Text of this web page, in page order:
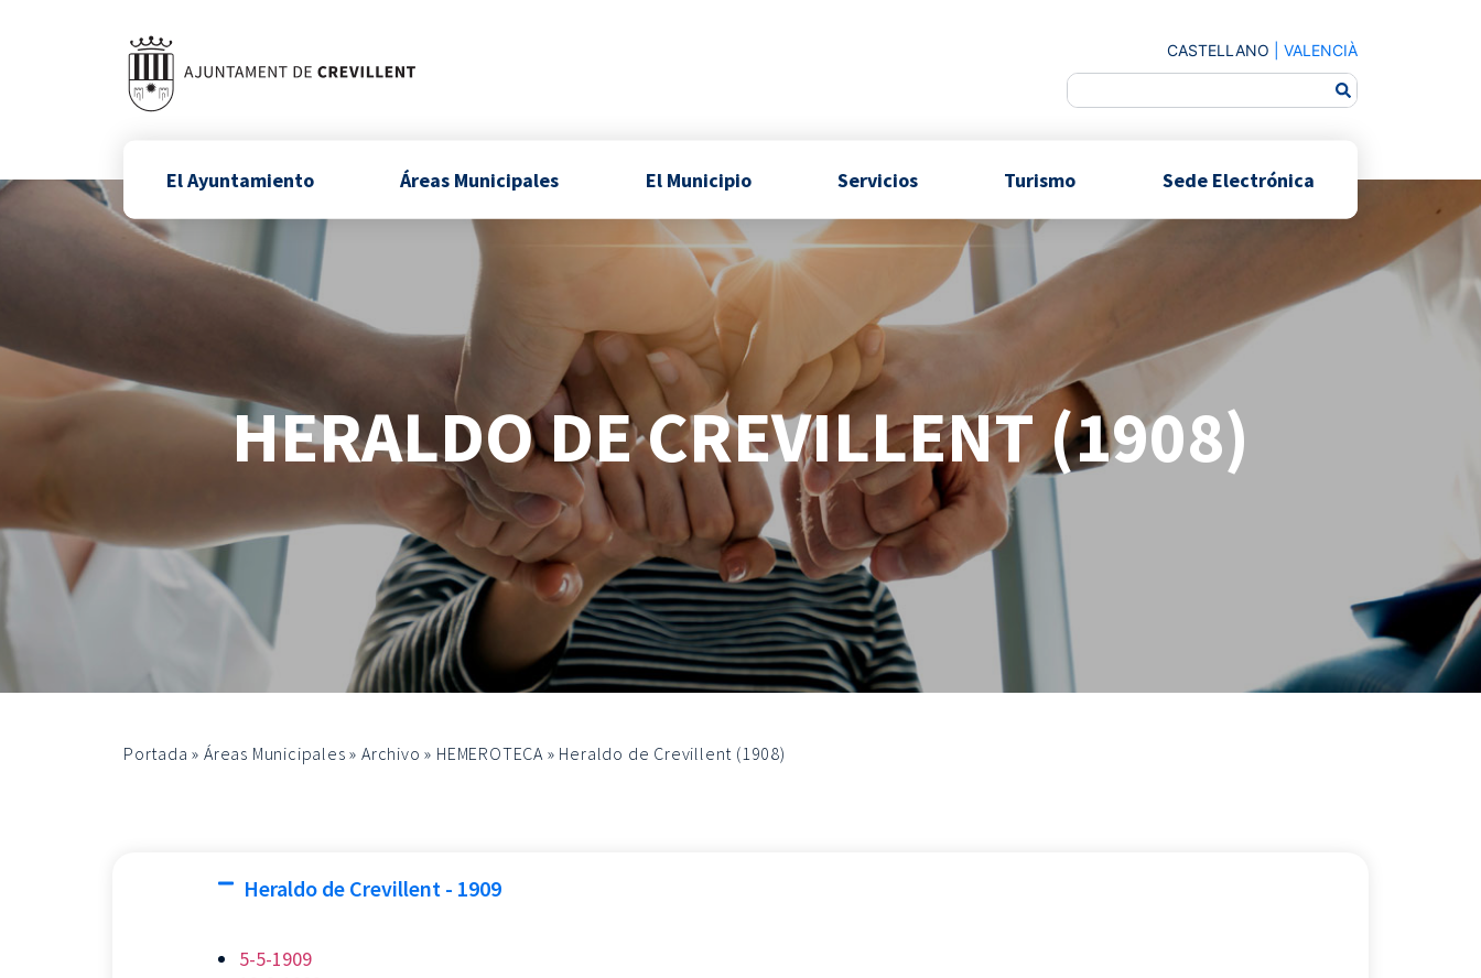
CASTELLANO VALENCIÀ
El Ayuntamiento Áreas Municipales El Municipio Servicios Turismo Sede Electrónica
HERALDO DE CREVILLENT (1908)
Portada »Áreas Municipales »Archivo » HEMEROTECA » Heraldo de Crevillent (1908)
Heraldo de Crevillent - 1909
5-5-1909